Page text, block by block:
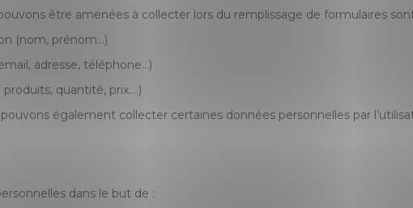
être amenées à collecter lors du remplissage de formulaires
(nom, prénom…)
adresse, téléphone…)
quantité, prix….)
également collecter certaines données personnelles par
dans le but de :